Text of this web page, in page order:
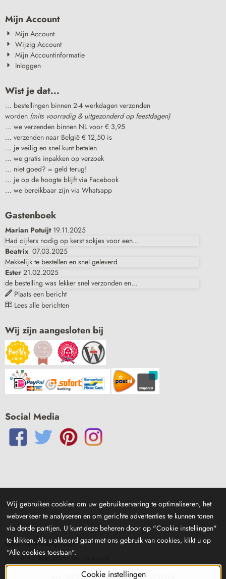
Mijn Account
Mijn Account
Wijzig Account
Mijn Accountinformatie
Inloggen
Wist je dat...
… bestellingen binnen 2-4 werkdagen verzonden
worden (mits voorradig & uitgezonderd op feestdagen)
… we verzenden binnen NL voor € 3,95
… verzenden naar België € 12,50 is
… je veilig en snel kunt betalen
… we gratis inpakken op verzoek
… niet goed? = geld terug!
… je op de hoogte blijft via Facebook
… we bereikbaar zijn via Whatsapp
Gastenboek
Marian Potuijt 19.11.2025
Had cijfers nodig op kerst sokjes voor een...
Beatrix 07.03.2025
Makkelijk te bestellen en snel geleverd
Ester 21.02.2025
de bestelling was lekker snel verzonden en...
Plaats een bericht
Lees alle berichten
Wij zijn aangesloten bij
Social Media
Gratis kleurplaat
Downloadhiergratis de kleurplaat
KvK: 09183029 - Btw: NL001833909N24
Wij gebruiken cookies om uw gebruikservaring te optimaliseren, het
webverkeer te analyseren en om gerichte advertenties te kunnen tonen
via derde partijen. U kunt deze beheren door op "Cookie instellingen"
te klikken. Als u akkoord gaat met ons gebruik van cookies, klikt u op
"Alle cookies toestaan".
Cookie instellingen